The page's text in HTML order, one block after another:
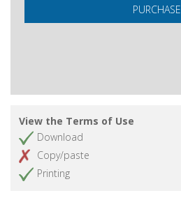
PURCHASE
View the Terms of Use
Download
Copy/paste
Printing